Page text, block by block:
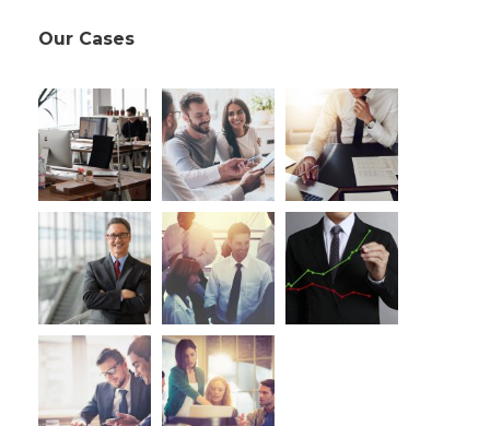
Our Cases